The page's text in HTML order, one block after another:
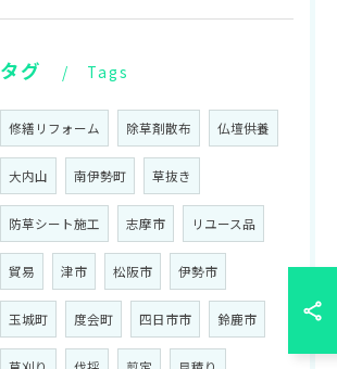
タグ Tags
修繕リフォーム 除草剤散布 仏壇供養
大内山 南伊勢町 草抜き
防草シート施工 志摩市 リユース品
貿易 津市 松阪市 伊勢市
玉城町 度会町 四日市市 鈴鹿市